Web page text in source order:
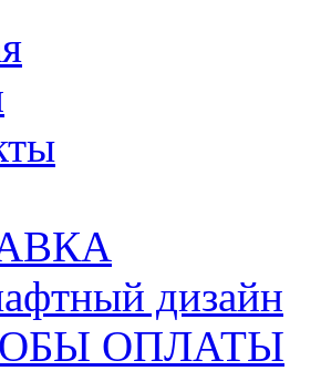
дизайн
ОПЛАТЫ